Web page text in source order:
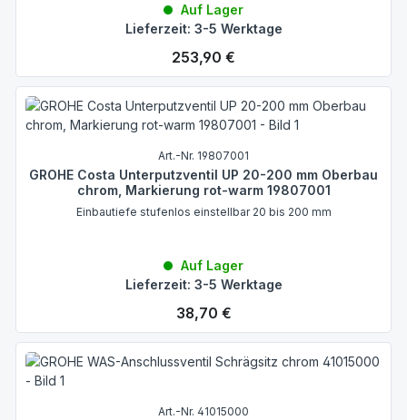
Auf Lager
Lieferzeit: 3-5 Werktage
Regulärer Preis:
253,90 €
Art.-Nr. 19807001
GROHE Costa Unterputzventil UP 20-200 mm Oberbau
chrom, Markierung rot-warm 19807001
Einbautiefe stufenlos einstellbar 20 bis 200 mm
Auf Lager
Lieferzeit: 3-5 Werktage
Regulärer Preis:
38,70 €
Art.-Nr. 41015000